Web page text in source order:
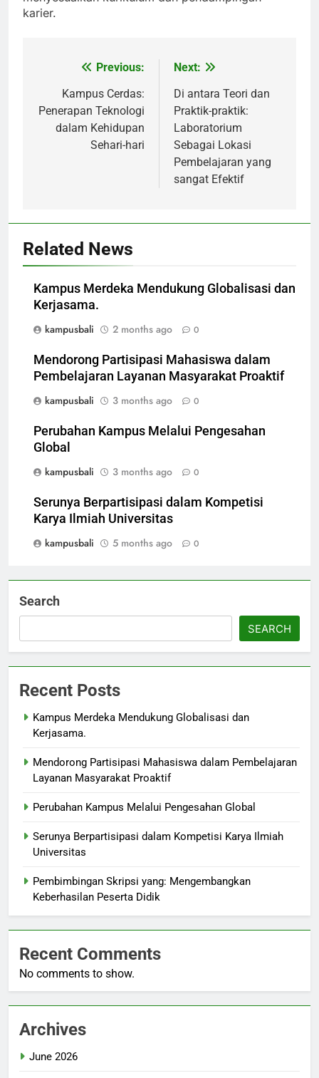
karier.
navigation
Previous:
Kampus Cerdas:
Penerapan Teknologi
dalam Kehidupan
Sehari-hari
Next:
Di antara Teori dan
Praktik-praktik:
Laboratorium
Sebagai Lokasi
Pembelajaran yang
sangat Efektif
Related News
Kampus Merdeka Mendukung Globalisasi dan
Kerjasama.
kampusbali
2 months ago 0
Mendorong Partisipasi Mahasiswa dalam
Pembelajaran Layanan Masyarakat Proaktif
kampusbali
3 months ago 0
Perubahan Kampus Melalui Pengesahan
Global
kampusbali
3 months ago 0
Serunya Berpartisipasi dalam Kompetisi
Karya Ilmiah Universitas
kampusbali
5 months ago 0
Search
SEARCH
Recent Posts
Kampus Merdeka Mendukung Globalisasi dan
Kerjasama.
Mendorong Partisipasi Mahasiswa dalam Pembelajaran
Layanan Masyarakat Proaktif
Perubahan Kampus Melalui Pengesahan Global
Serunya Berpartisipasi dalam Kompetisi Karya Ilmiah
Universitas
Pembimbingan Skripsi yang: Mengembangkan
Keberhasilan Peserta Didik
Recent Comments
No comments to show.
Archives
June 2026